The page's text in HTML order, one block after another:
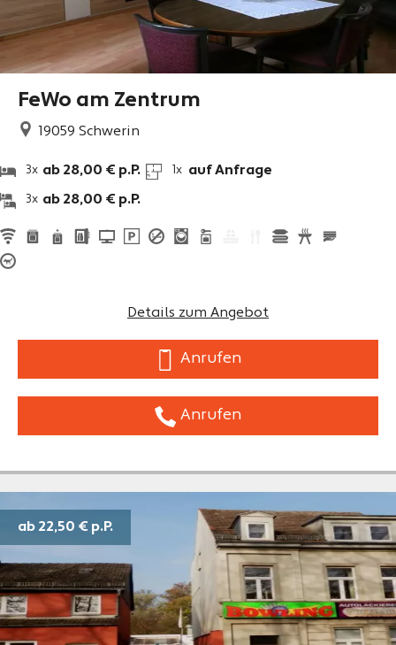
FeWo am Zentrum
19059 Schwerin
3x ab 28,00 € p.P.
3x ab 28,00 € p.P.
1x auf Anfrage
Details zum Angebot
Anrufen
Anrufen
ab 22,50 € p.P.